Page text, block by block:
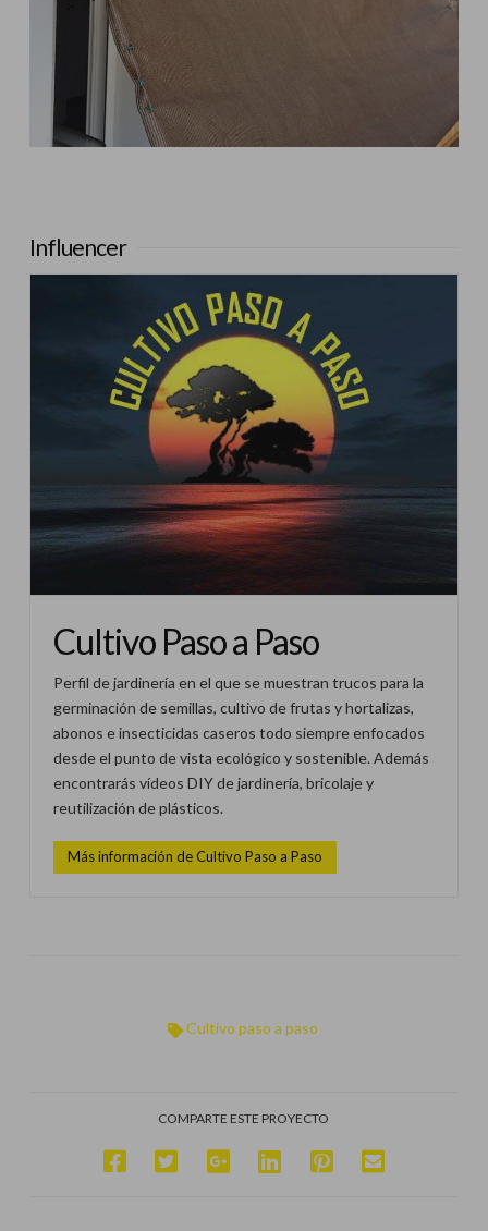
Influencer:
Influencer
Cultivo Paso a Paso
Perfil de jardinería en el que se muestran trucos para la
germinación de semillas, cultivo de frutas y hortalizas,
abonos e insecticidas caseros todo siempre enfocados
desde el punto de vista ecológico y sostenible. Además
encontrarás vídeos DIY de jardinería, bricolaje y
reutilización de plásticos.
Más información de Cultivo Paso a Paso
Cultivo paso a paso
COMPARTE ESTE PROYECTO